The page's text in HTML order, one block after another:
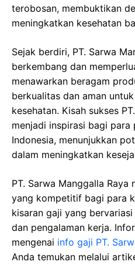
terobosan, membuktikan
meningkatkan kesehatan
Sejak berdiri, PT. Sarwa
berkembang dan
menawarkan beragam
berkualitas dan aman
kesehatan. Kisah sukses
menjadi inspirasi bagi
Indonesia, menunjukkan
dalam meningkatkan
PT. Sarwa Manggalla Raya
yang kompetitif bagi para
kisaran gaji yang
dan pengalaman kerja.
mengenai info gaji PT.
Anda temukan melalui